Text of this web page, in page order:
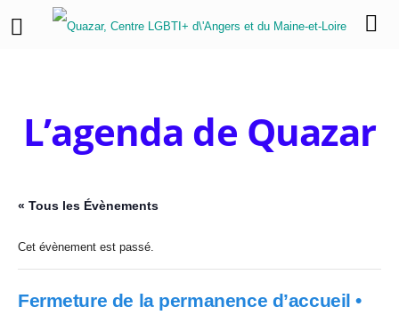
L’agenda de Quazar
« Tous les Évènements
Cet évènement est passé.
Fermeture de la permanence d’accueil •